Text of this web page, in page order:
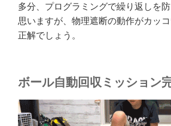
多分、プログラミングで繰り返しを
思いますが、物理遮断の動作がカッ
正解でしょう。
ボール自動回収ミッション